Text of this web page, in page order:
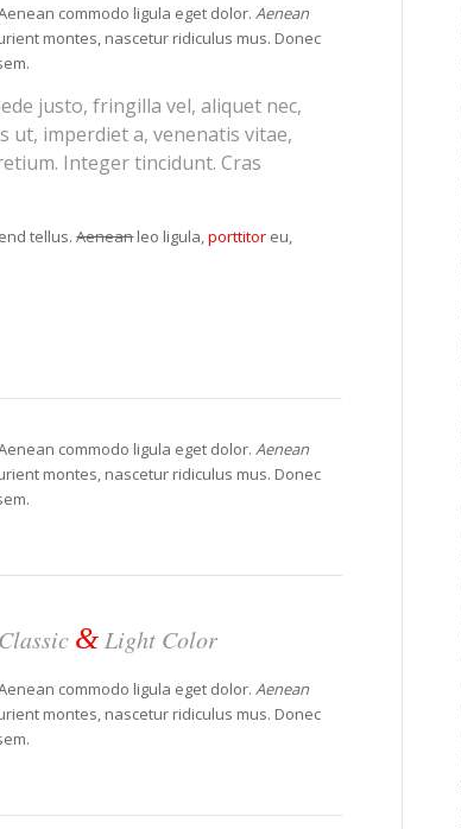
commodo ligula eget dolor.Aenean
montes, nascetur ridiculus mus. Donec
justo, fringilla vel, aliquet nec,
ut, imperdiet a, venenatis vitae,
Integer tincidunt. Cras
tellus.Aeneanleo ligula,porttitor eu,
commodo ligula eget dolor.Aenean
montes, nascetur ridiculus mus. Donec
&Light Color
commodo ligula eget dolor.Aenean
montes, nascetur ridiculus mus. Donec